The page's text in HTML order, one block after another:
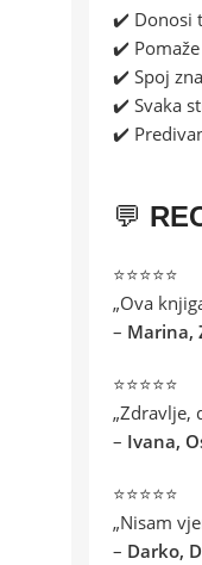
✔️ Donosi
✔️
✔️ Spoj
✔️ Svaka
✔️
💬
⭐️⭐️⭐️⭐️⭐️
„Ova
– Marina,
⭐️⭐️⭐️⭐️⭐️
„Zdravlje,
– Ivana,
⭐️⭐️⭐️⭐️⭐️
„Nisam
– Darko,